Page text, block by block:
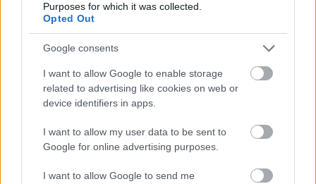
Purposes for which it was collected.
Opted Out
Google consents
I want to allow Google to enable storage
related to advertising like cookies on web or
device identifiers in apps.
I want to allow my user data to be sent to
Google for online advertising purposes.
I want to allow Google to send me
Konzumiranje makadamije može stvarno pomoći
zdravlju vaših crijeva. Imaju odličan okus i daju
vašem tijelu važne hranjive tvari. Ove hranjive tvari
Potencijalna svojstva za borbu
protiv raka
Makadamija oraščići privlače pozornost zbog svoje